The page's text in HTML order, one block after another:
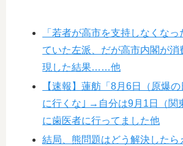
「若者が高市を支持しなくなっ
ていた左派、だが高市内閣が消
現した結果……他
【速報】蓮舫「8月6日（原爆
に行くな｣ →自分は9月1日（関
に歯医者に行ってました他
結局、熊問題はどう解決したら